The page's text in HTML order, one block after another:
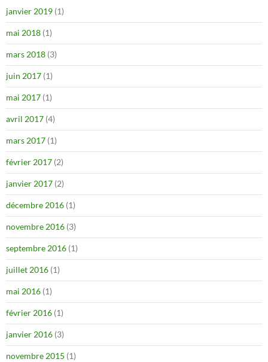
janvier 2019 (1)
mai 2018 (1)
mars 2018 (3)
juin 2017 (1)
mai 2017 (1)
avril 2017 (4)
mars 2017 (1)
février 2017 (2)
janvier 2017 (2)
décembre 2016 (1)
novembre 2016 (3)
septembre 2016 (1)
juillet 2016 (1)
mai 2016 (1)
février 2016 (1)
janvier 2016 (3)
novembre 2015 (1)